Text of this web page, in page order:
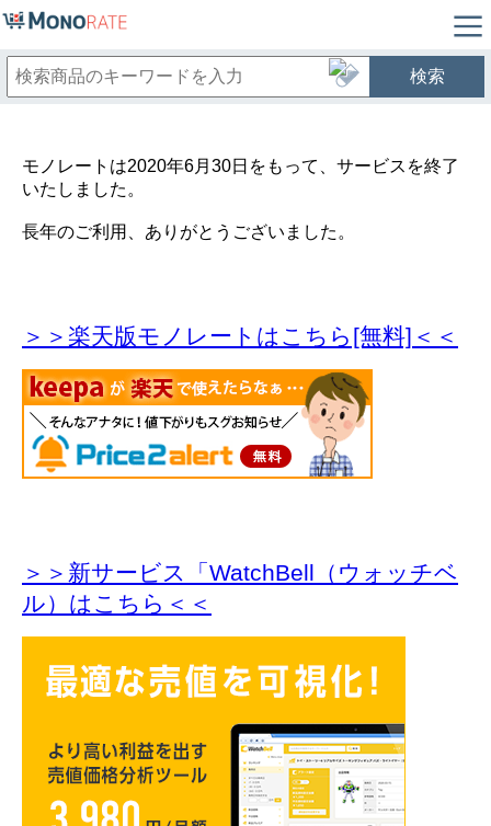
検索
モノレートは2020年6月30日をもって、サービスを終了
いたしました。
長年のご利用、ありがとうございました。
＞＞楽天版モノレートはこちら[無料]＜＜
＞＞新サービス「WatchBell（ウォッチベ
ル）はこちら＜＜